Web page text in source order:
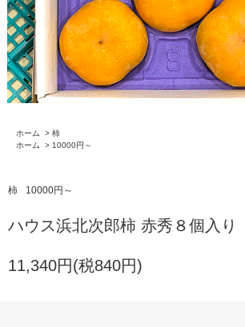
ホーム > 柿
ホーム
> 10000円～
柿 10000円～
ハウス浜北次郎柿 赤秀８個入り
11,340円(税840円)